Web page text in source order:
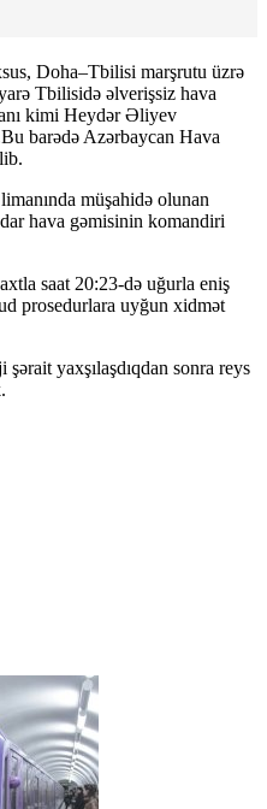
Doha–Tbilisi marşrutu üzrə
Tbilisidə əlverişsiz hava
kimi Heydər Əliyev
barədə Azərbaycan Hava
müşahidə olunan
hava gəmisinin komandiri
saat 20:23-də uğurla eniş
prosedurlara uyğun xidmət
yaxşılaşdıqdan sonra reys